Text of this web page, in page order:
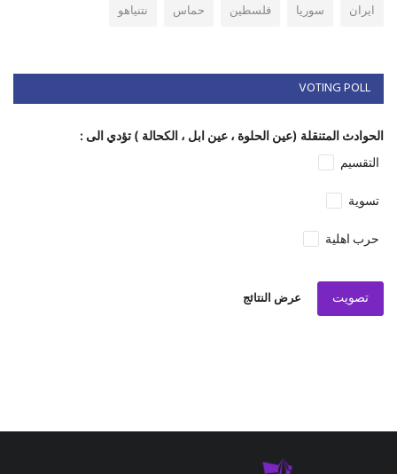
ايران
سوريا فلسطين حماس نتنياهو
VOTING POLL
الحوادث المتنقلة (عين الحلوة ، عين ابل ، الكحالة ) تؤدي الى :
التقسيم
تسوية
حرب اهلية
تصويت عرض النتائج